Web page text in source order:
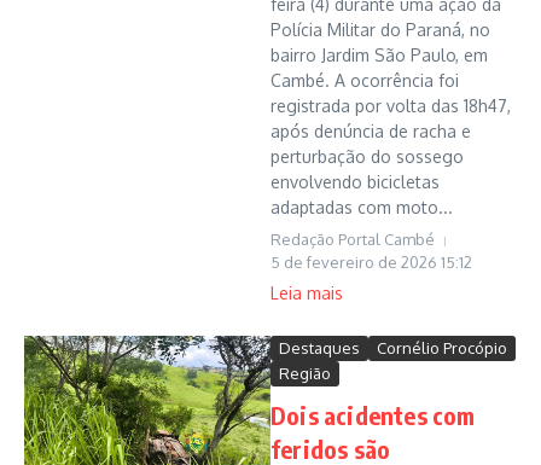
feira (4) durante uma ação da
Polícia Militar do Paraná, no
bairro Jardim São Paulo, em
Cambé. A ocorrência foi
registrada por volta das 18h47,
após denúncia de racha e
perturbação do sossego
envolvendo bicicletas
adaptadas com moto...
Redação Portal Cambé
5 de fevereiro de 2026 15:12
Leia mais
Destaques
Cornélio Procópio
Região
Dois acidentes com
feridos são